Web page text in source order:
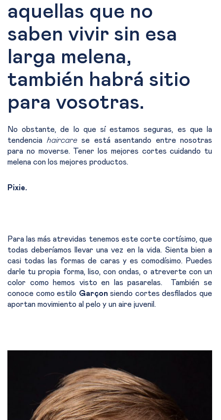
aquellas que no
saben vivir sin esa
larga melena,
también habrá sitio
para vosotras.
No obstante, de lo que sí estamos seguras, es que la
tendencia haircarese está asentando entre nosotras
para no moverse. Tener los mejores cortes cuidando tu
melena con los mejores productos.
Pixie.
Para las más atrevidas tenemos este corte cortísimo, que
todas deberíamos llevar una vez en la vida. Sienta bien a
casi todas las formas de caras y es comodísimo. Puedes
darle tu propia forma, liso, con ondas, o atreverte con un
color como hemos visto en las pasarelas. También se
conoce como estilo Garçon siendo cortes desfilados que
aportan movimiento al pelo y un aire juvenil.